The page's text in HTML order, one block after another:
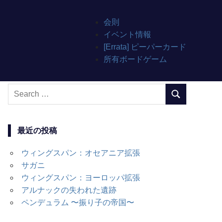
会則
イベント情報
[Errata] ピーパーカード
所有ボードゲーム
Search
SEARCH
最近の投稿
ウィングスパン：オセアニア拡張
サガニ
ウィングスパン：ヨーロッパ拡張
アルナックの失われた遺跡
ペンデュラム 〜振り子の帝国〜